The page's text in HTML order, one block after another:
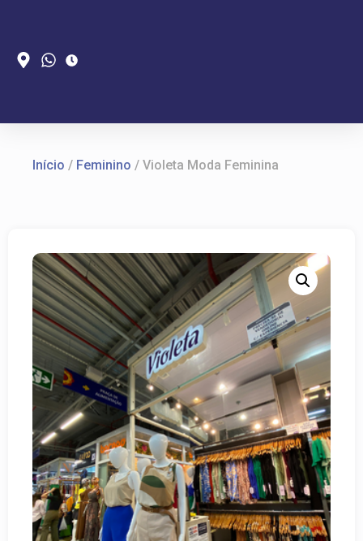
Início / Feminino / Violeta Moda Feminina